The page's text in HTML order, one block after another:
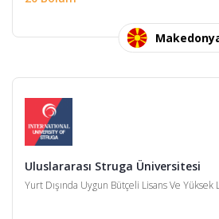
Uluslararası Struga Üniversitesi
Yurt Dışında Uygun Bütçeli Lisans Ve Yüksek